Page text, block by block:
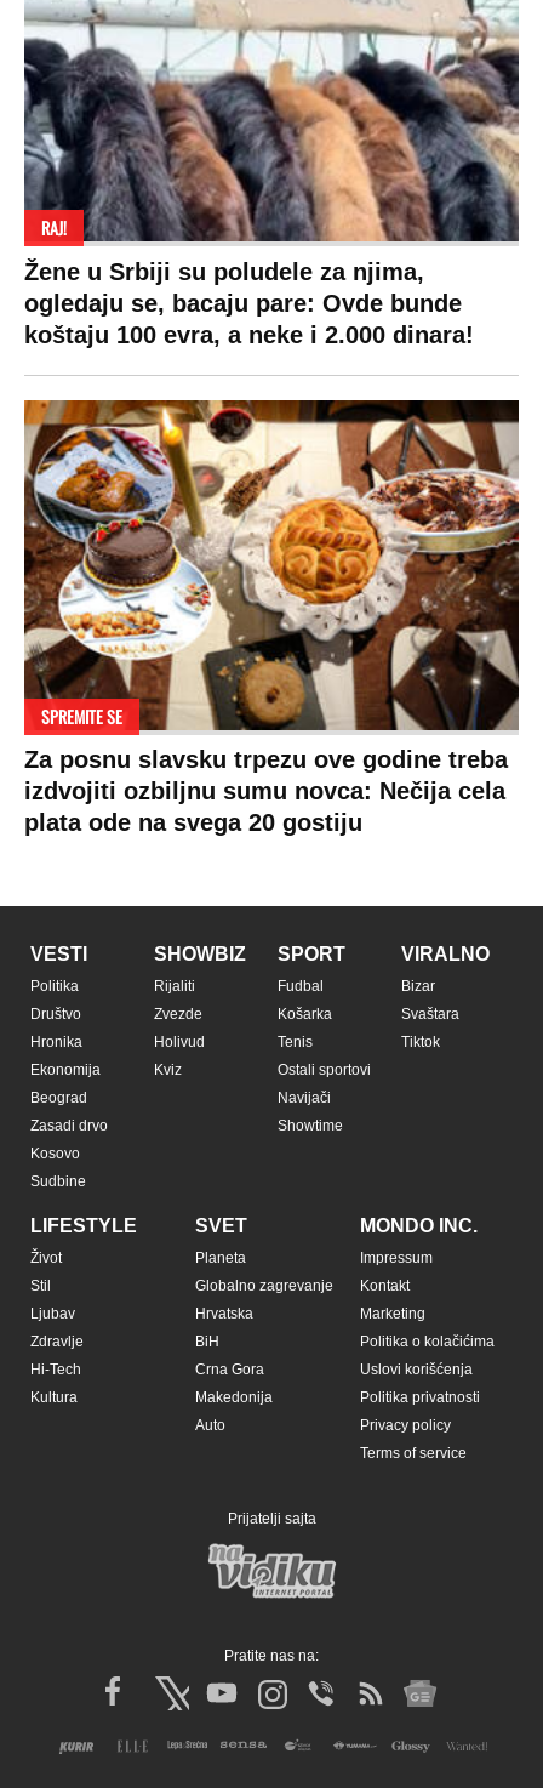
RAJ!
Žene u Srbiji su poludele za njima,
ogledaju se, bacaju pare: Ovde bunde
koštaju 100 evra, a neke i 2.000 dinara!
SPREMITE SE
Za posnu slavsku trpezu ove godine treba
izdvojiti ozbiljnu sumu novca: Nečija cela
plata ode na svega 20 gostiju
VESTI
Politika
Društvo
Hronika
Ekonomija
Beograd
Zasadi drvo
Kosovo
Sudbine
SHOWBIZ
Rijaliti
Zvezde
Holivud
Kviz
SPORT
Fudbal
Košarka
Tenis
Ostali sportovi
Navijači
Showtime
VIRALNO
Bizar
Svaštara
Tiktok
LIFESTYLE
Život
Stil
Ljubav
Zdravlje
Hi-Tech
Kultura
SVET
Planeta
Globalno zagrevanje
Hrvatska
BiH
Crna Gora
Makedonija
Auto
MONDO INC.
Impressum
Kontakt
Marketing
Politika o kolačićima
Uslovi korišćenja
Politika privatnosti
Privacy policy
Terms of service
Prijatelji sajta
Pratite nas na: